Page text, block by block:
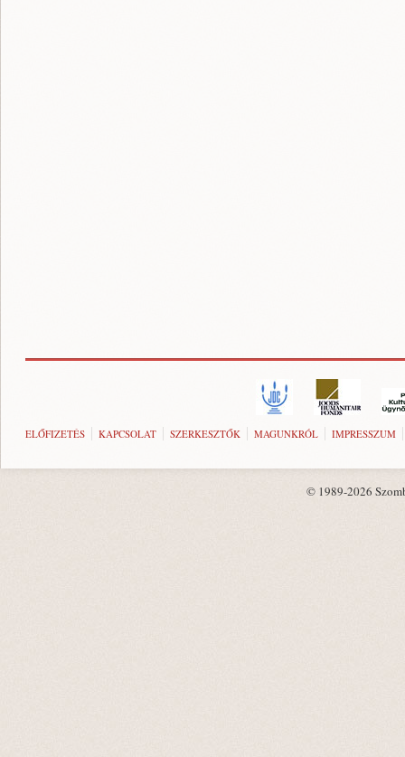
ELŐFIZETÉS KAPCSOLAT SZERKESZTŐK MAGUNKRÓL IMPRESSZUM
© 1989-2026